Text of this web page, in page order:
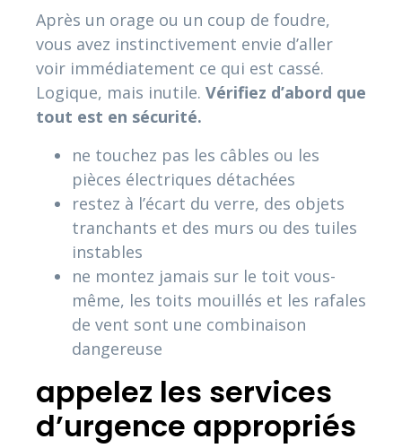
Après un orage ou un coup de foudre,
vous avez instinctivement envie d’aller
voir immédiatement ce qui est cassé.
Logique, mais inutile. Vérifiez d’abord que
tout est en sécurité.
ne touchez pas les câbles ou les
pièces électriques détachées
restez à l’écart du verre, des objets
tranchants et des murs ou des tuiles
instables
ne montez jamais sur le toit vous-
même, les toits mouillés et les rafales
de vent sont une combinaison
dangereuse
appelez les services
d’urgence appropriés